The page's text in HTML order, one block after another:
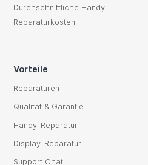
Durchschnittliche Handy-
Reparaturkosten
Vorteile
Reparaturen
Qualität & Garantie
Handy-Reparatur
Display-Reparatur
Support Chat